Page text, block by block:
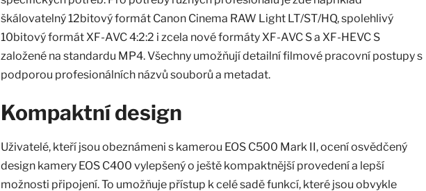
škálovatelný 12bitový formát Canon Cinema RAW Light LT/ST/HQ, spolehlivý
10bitový formát XF-AVC 4:2:2 i zcela nové formáty XF-AVC S a XF-HEVC S
založené na standardu MP4. Všechny umožňují detailní filmové pracovní postupy s
podporou profesionálních názvů souborů a metadat.
Kompaktní design
Uživatelé, kteří jsou obeznámeni s kamerou EOS C500 Mark II, ocení osvědčený
design kamery EOS C400 vylepšený o ještě kompaktnější provedení a lepší
možnosti připojení. To umožňuje přístup k celé sadě funkcí, které jsou obvykle